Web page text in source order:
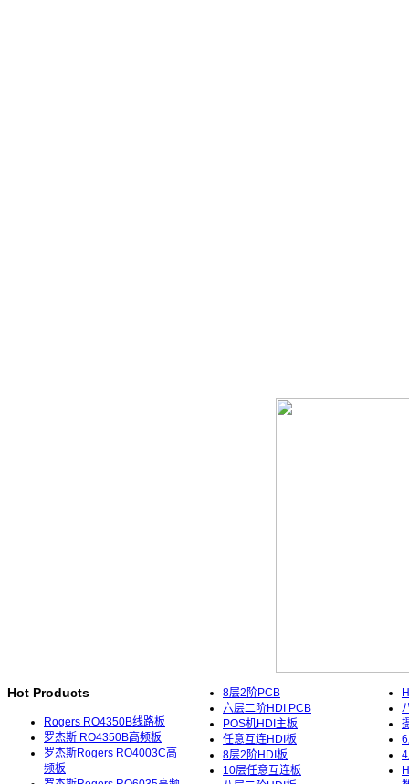
Hot Products
Rogers RO4350B线路板
罗杰斯 RO4350B高频板
罗杰斯Rogers RO4003C高
频板
8层2阶PCB
六层二阶HDI PCB
POS机HDI主板
任意互连HDI板
8层2阶HDI板
10层任意互连板